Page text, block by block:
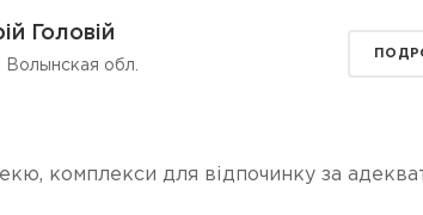
Головій
Волынская обл.
комплекси для відпочинку за